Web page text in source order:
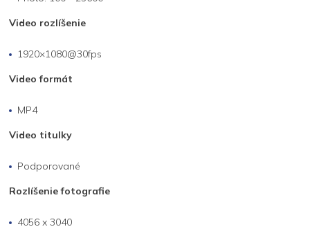
Video rozlíšenie
1920×1080@30fps
Video formát
MP4
Video titulky
Podporované
Rozlíšenie fotografie
4056 x 3040